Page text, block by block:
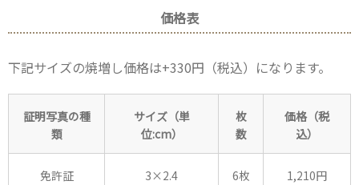
価格表
下記サイズの焼増し価格は+330円（税込）になります。
証明写真の種
類
サイズ（単
位:cm）
枚
数
価格（税
込）
免許証 3×2.4 6枚 1,210円